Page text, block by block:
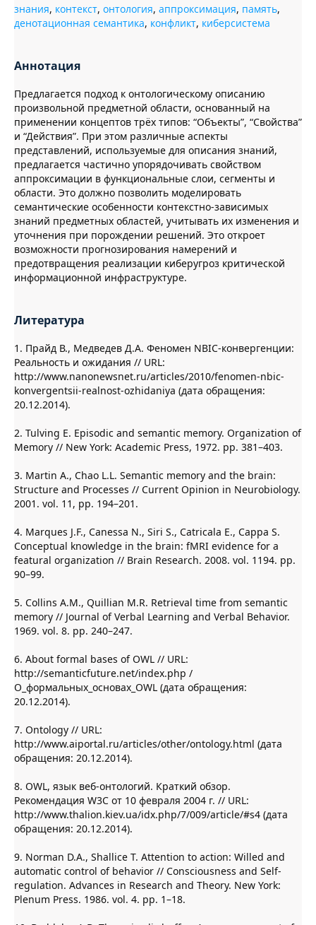
знания, контекст, онтология, аппроксимация, память,
денотационная семантика, конфликт, киберсистема
Аннотация
Предлагается подход к онтологическому описанию
произвольной предметной области, основанный на
применении концептов трёх типов: “Объекты”, “Свойства”
и “Действия”. При этом различные аспекты
представлений, используемые для описания знаний,
предлагается частично упорядочивать свойством
аппроксимации в функциональные слои, сегменты и
области. Это должно позволить моделировать
семантические особенности контекстно-зависимых
знаний предметных областей, учитывать их изменения и
уточнения при порождении решений. Это откроет
возможности прогнозирования намерений и
предотвращения реализации киберугроз критической
информационной инфраструктуре.
Литература
1. Прайд В., Медведев Д.А. Феномен NBIC-конвергенции:
Реальность и ожидания // URL:
http://www.nanonewsnet.ru/articles/2010/fenomen-nbic-
konvergentsii-realnost-ozhidaniya (дата обращения:
20.12.2014).
2. Tulving E. Episodic and semantic memory. Organization of
Memory // New York: Academic Press, 1972. pp. 381–403.
3. Martin A., Chao L.L. Semantic memory and the brain:
Structure and Processes // Current Opinion in Neurobiology.
2001. vol. 11, pp. 194–201.
4. Marques J.F., Canessa N., Siri S., Catricala E., Cappa S.
Conceptual knowledge in the brain: fMRI evidence for a
featural organization // Brain Research. 2008. vol. 1194. pp.
90–99.
5. Collins A.M., Quillian M.R. Retrieval time from semantic
memory // Journal of Verbal Learning and Verbal Behavior.
1969. vol. 8. pp. 240–247.
6. About formal bases of OWL // URL:
http://semanticfuture.net/index.php /
О_формальных_основах_OWL (дата обращения:
20.12.2014).
7. Ontology // URL:
http://www.aiportal.ru/articles/other/ontology.html (дата
обращения: 20.12.2014).
8. OWL, язык веб-онтологий. Краткий обзор.
Рекомендация W3C от 10 февраля 2004 г. // URL:
http://www.thalion.kiev.ua/idx.php/7/009/article/#s4 (дата
обращения: 20.12.2014).
9. Norman D.A., Shallice T. Attention to action: Willed and
automatic control of behavior // Consciousness and Self-
regulation. Advances in Research and Theory. New York:
Plenum Press. 1986. vol. 4. pp. 1–18.